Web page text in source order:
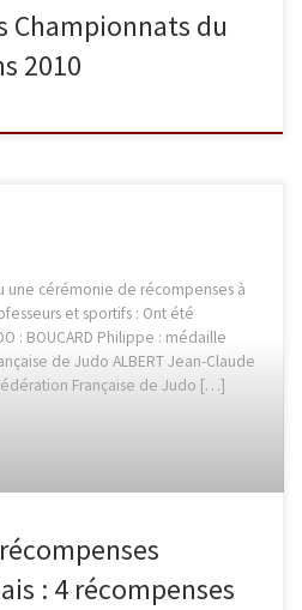
Championnats du
2010
une cérémonie de récompenses à
et sportifs : Ont été
: BOUCARD Philippe : médaille
de Judo ALBERT Jean-Claude
Française de Judo […]
: 4 récompenses